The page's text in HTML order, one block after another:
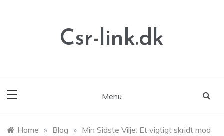
Csr-link.dk
Menu
Home » Blog » Min Sidste Vilje: Et vigtigt skridt mod